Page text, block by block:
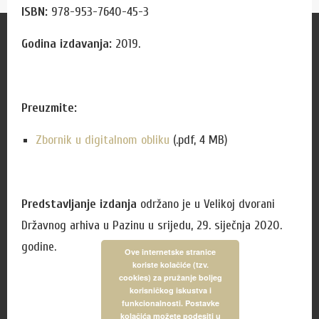
ISBN: 978-953-7640-45-3
Godina izdavanja: 2019.
Preuzmite:
Zbornik u digitalnom obliku (.pdf, 4 MB)
Predstavljanje izdanja održano je u Velikoj dvorani
Državnog arhiva u Pazinu u srijedu, 29. siječnja 2020.
godine.
Cjenik usluga
Cjenik izdanja
Pon, uto, čet, pet: od 8:00 do 14:00 sati
Sri: od 8:00 do 18:00 sati
Vikendom i blagdanom: zatvoreno
Dnevni odmor: 10:00 do 11:00 sati,
popodne i srijedom od 14:00 do 15:00 sati
Ove internetske stranice
koriste kolačiće (tzv.
cookies) za pružanje boljeg
korisničkog iskustva i
funkcionalnosti. Postavke
kolačića možete podesiti u